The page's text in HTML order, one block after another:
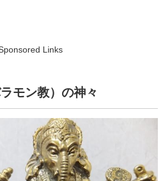
Links
モン教）の神々